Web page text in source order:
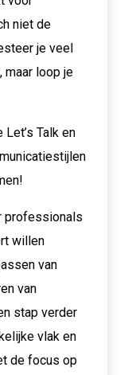
niet de
je veel
maar loop je
Talk en
professionals
willen
van
van
stap verder
vlak en
de focus op